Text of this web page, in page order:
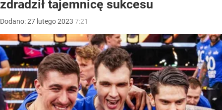
zdradził tajemnicę sukcesu
Dodano:27 lutego2023 7:21